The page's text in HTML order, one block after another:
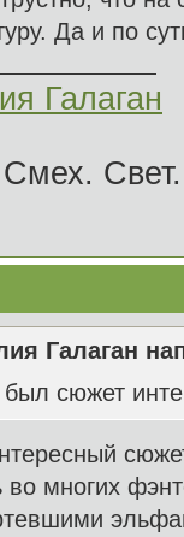
Да и по
Галаган
Свет.
Галаган
был сюжет
во многих